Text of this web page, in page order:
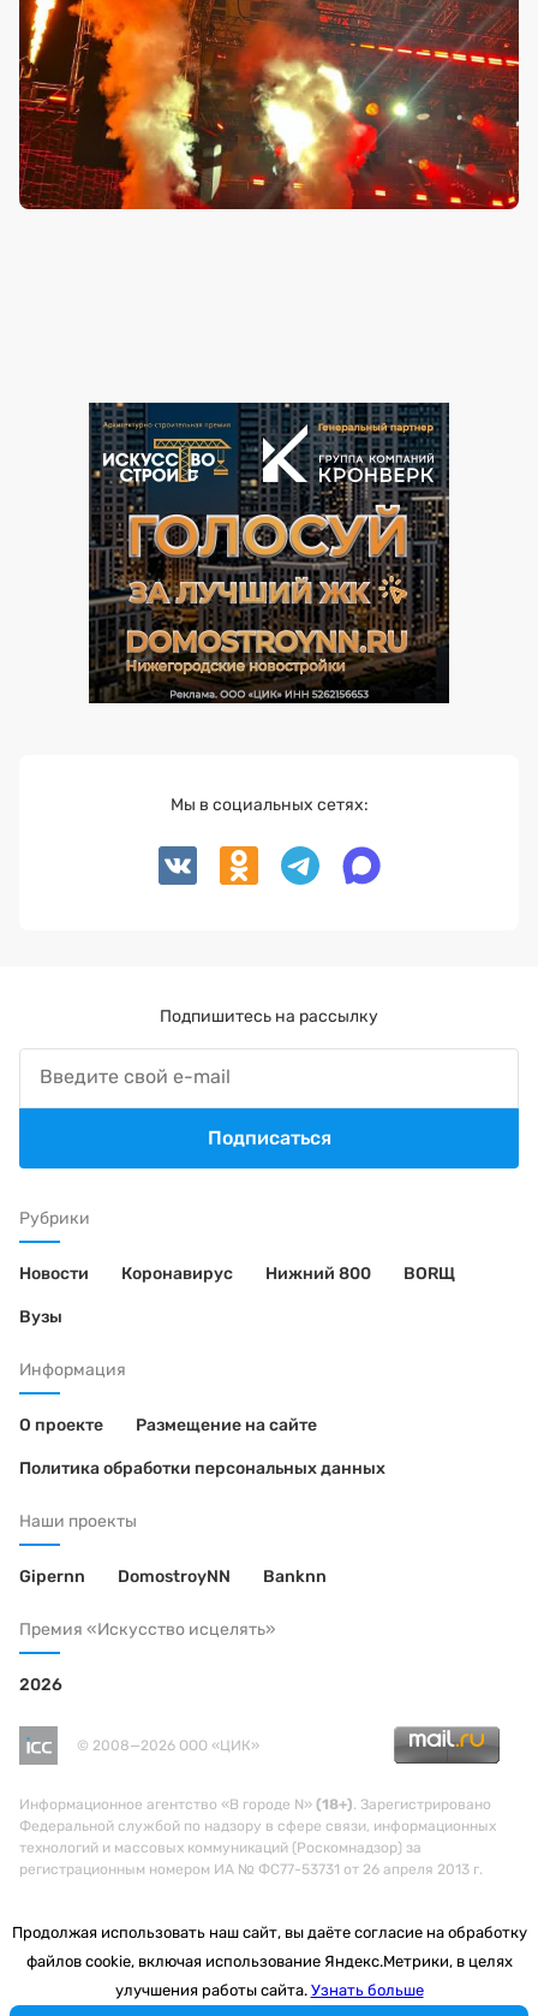
Рубрики
Новости Коронавирус Нижний 800 BORЩ
Вузы
Информация
О проекте Размещение на сайте
Политика обработки персональных данных
Наши проекты
Gipernn DomostroyNN Banknn
Премия «Искусство исцелять»
2026
© 2008—2026 ООО «ЦИК»
Информационное агентство «В городе N» (18+). Зарегистрировано
Федеральной службой по надзору в сфере связи, информационных
технологий и массовых коммуникаций (Роскомнадзор) за
регистрационным номером ИА № ФС77-53731 от 26 апреля 2013 г.
Мы в социальных сетях:
Подпишитесь на рассылку
Подписаться
Продолжая использовать наш сайт, вы даёте согласие на обработку
файлов cookie, включая использование Яндекс.Метрики, в целях
улучшения работы сайта. Узнать больше